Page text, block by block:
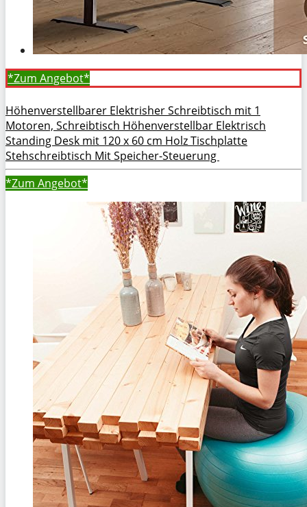
*Zum Angebot*
Höhenverstellbarer Elektrisher Schreibtisch mit 1
Motoren, Schreibtisch Höhenverstellbar Elektrisch
Standing Desk mit 120 x 60 cm Holz Tischplatte
Stehschreibtisch Mit Speicher-Steuerung
*Zum Angebot*